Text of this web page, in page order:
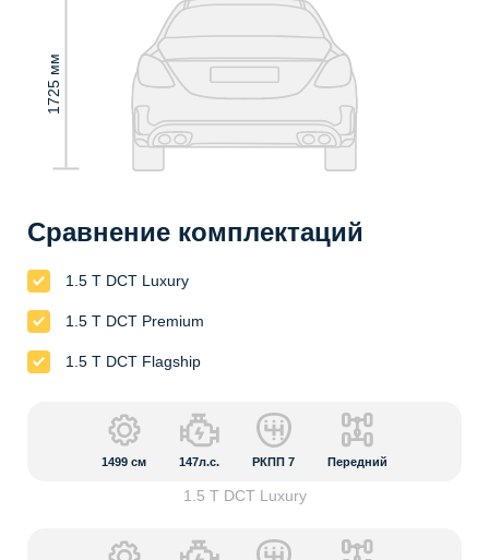
1725 мм
Сравнение комплектаций
1.5 T DCT Luxury
1.5 T DCT Premium
1.5 T DCT Flagship
1499 см 147л.с. РКПП 7 Передний
1.5 T DCT Luxury